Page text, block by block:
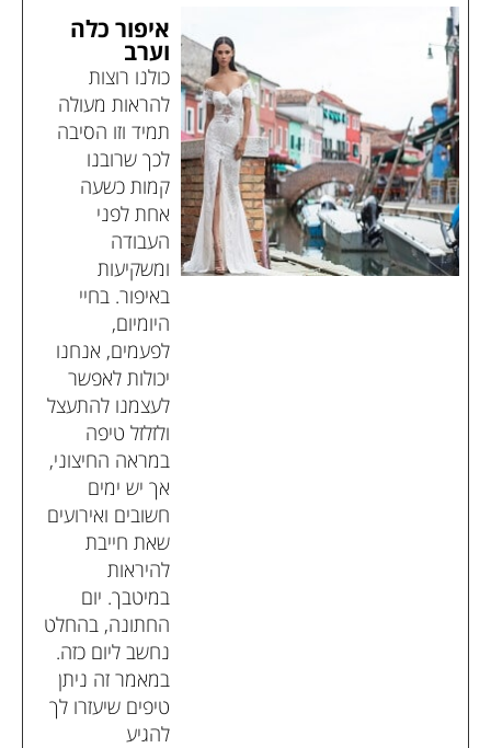
איפור כלה
וערב
כולנו רוצות
להראות מעולה
תמיד וזו הסיבה
לכך שרובנו
קמות כשעה
אחת לפני
העבודה
ומשקיעות
באיפור. בחיי
היומיום,
לפעמים, אנחנו
יכולות לאפשר
לעצמנו להתעצל
ולזלזל טיפה
במראה החיצוני,
אך יש ימים
חשובים ואירועים
שאת חייבת
להיראות
במיטבך. יום
החתונה, בהחלט
נחשב ליום כזה.
במאמר זה ניתן
טיפים שיעזרו לך
להגיע